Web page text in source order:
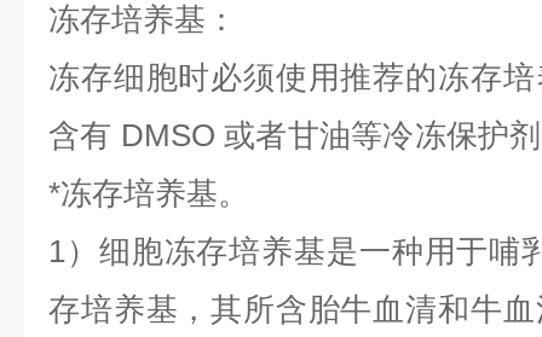
冻存培养基：
冻存细胞时必须使用推荐的冻存
含有 DMSO 或者甘油等冷冻保护
*冻存培养基。
1）细胞冻存培养基是一种用于哺
存培养基，其所含胎牛血清和牛